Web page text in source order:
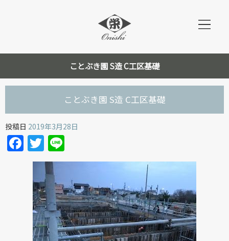
ことぶき園 S造 C工区基礎
ことぶき園 S造 C工区基礎
投稿日 2019年3月28日
Facebook
Twitter